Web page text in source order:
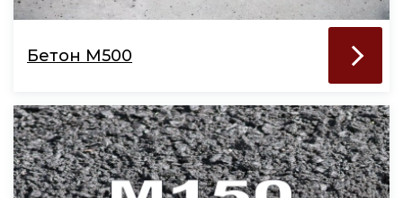
Бетон М500